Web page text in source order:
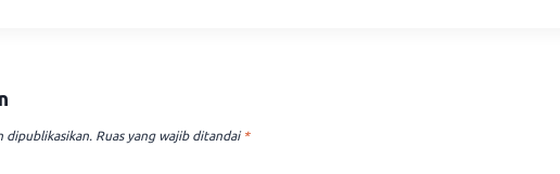
dipublikasikan. Ruas yang wajib ditandai *